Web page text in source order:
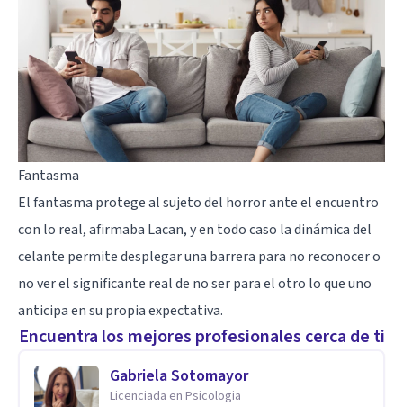
Fantasma
El fantasma protege al sujeto del horror ante el encuentro
con lo real, afirmaba Lacan, y en todo caso la dinámica del
celante permite desplegar una barrera para no reconocer o
no ver el significante real de no ser para el otro lo que uno
anticipa en su propia expectativa.
Encuentra los mejores profesionales cerca de ti
Gabriela Sotomayor
Licenciada en Psicologia